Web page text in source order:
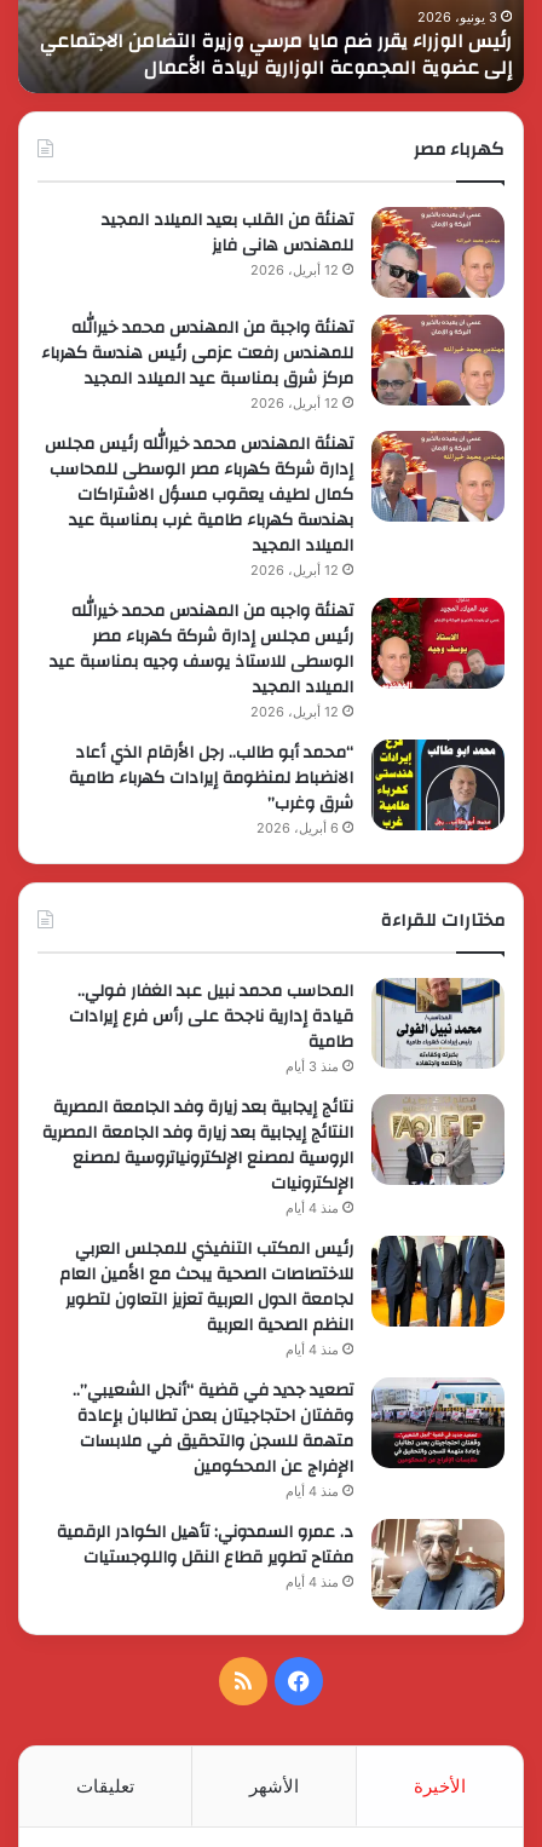
التضامن
الاجتماعي
إلى
عضوية
المجموعة
الوزارية
3 يونيو، 2026
رئيس الوزراء يقرر ضم مايا مرسي وزيرة التضامن الاجتماعي
إلى عضوية المجموعة الوزارية لريادة الأعمال
كهرباء مصر
تهنئة من القلب بعيد الميلاد المجيد
للمهندس هانى فايز
12 أبريل، 2026
تهنئة واجبة من المهندس محمد خيرالله
للمهندس رفعت عزمى رئيس هندسة كهرباء
مركز شرق بمناسبة عيد الميلاد المجيد
12 أبريل، 2026
تهنئة المهندس محمد خيرالله رئيس مجلس
إدارة شركة كهرباء مصر الوسطى للمحاسب
كمال لطيف يعقوب مسؤل الاشتراكات
بهندسة كهرباء طامية غرب بمناسبة عيد
الميلاد المجيد
12 أبريل، 2026
تهنئة واجبه من المهندس محمد خيرالله
رئيس مجلس إدارة شركة كهرباء مصر
الوسطى للاستاذ يوسف وجيه بمناسبة عيد
الميلاد المجيد
12 أبريل، 2026
“محمد أبو طالب.. رجل الأرقام الذي أعاد
الانضباط لمنظومة إيرادات كهرباء طامية
شرق وغرب”
6 أبريل، 2026
مختارات للقراءة
المحاسب محمد نبيل عبد الغفار فولي..
قيادة إدارية ناجحة على رأس فرع إيرادات
طامية
منذ 3 أيام
نتائج إيجابية بعد زيارة وفد الجامعة المصرية
النتائج إيجابية بعد زيارة وفد الجامعة المصرية
الروسية لمصنع الإلكترونياتروسية لمصنع
الإلكترونيات
منذ 4 أيام
رئيس المكتب التنفيذي للمجلس العربي
للاختصاصات الصحية يبحث مع الأمين العام
لجامعة الدول العربية تعزيز التعاون لتطوير
النظم الصحية العربية
منذ 4 أيام
تصعيد جديد في قضية “أنجل الشعيبي”..
وقفتان احتجاجيتان بعدن تطالبان بإعادة
متهمة للسجن والتحقيق في ملابسات
الإفراج عن المحكومين
منذ 4 أيام
د. عمرو السمدوني: تأهيل الكوادر الرقمية
مفتاح تطوير قطاع النقل واللوجستيات
منذ 4 أيام
فيسبوكملخص
الأخيرة الأشهر تعليقات